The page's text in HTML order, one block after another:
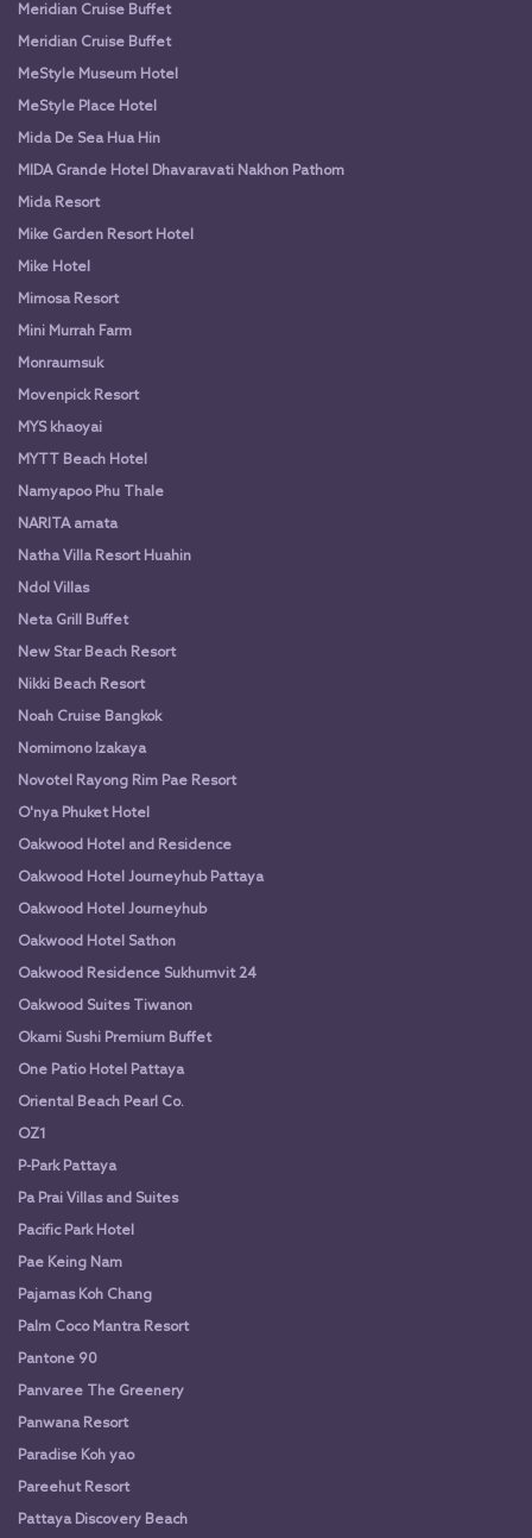
Meridian Cruise Buffet
Meridian Cruise Buffet
MeStyle Museum Hotel
MeStyle Place Hotel
Mida De Sea Hua Hin
MIDA Grande Hotel Dhavaravati Nakhon Pathom
Mida Resort
Mike Garden Resort Hotel
Mike Hotel
Mimosa Resort
Mini Murrah Farm
Monraumsuk
Movenpick Resort
MYS khaoyai
MYTT Beach Hotel
Namyapoo Phu Thale
NARITA amata
Natha Villa Resort Huahin
Ndol Villas
Neta Grill Buffet
New Star Beach Resort
Nikki Beach Resort
Noah Cruise Bangkok
Nomimono Izakaya
Novotel Rayong Rim Pae Resort
O'nya Phuket Hotel
Oakwood Hotel and Residence
Oakwood Hotel Journeyhub Pattaya
Oakwood Hotel Journeyhub
Oakwood Hotel Sathon
Oakwood Residence Sukhumvit 24
Oakwood Suites Tiwanon
Okami Sushi Premium Buffet
One Patio Hotel Pattaya
Oriental Beach Pearl Co.
OZ1
P-Park Pattaya
Pa Prai Villas and Suites
Pacific Park Hotel
Pae Keing Nam
Pajamas Koh Chang
Palm Coco Mantra Resort
Pantone 90
Panvaree The Greenery
Panwana Resort
Paradise Koh yao
Pareehut Resort
Pattaya Discovery Beach